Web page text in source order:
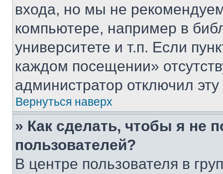
входа, но мы не
компьютере, например в
университете и т.п. Если
каждом посещении»
администратор отключил
Вернуться наверх
» Как сделать, чтобы я не
пользователей?
В центре пользователя в